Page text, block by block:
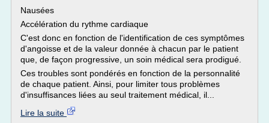
Nausées
Accélération du rythme cardiaque
C'est donc en fonction de l'identification de ces symptômes
d'angoisse et de la valeur donnée à chacun par le patient
que, de façon progressive, un soin médical sera prodigué.
Ces troubles sont pondérés en fonction de la personnalité
de chaque patient. Ainsi, pour limiter tous problèmes
d'insuffisances liées au seul traitement médical, il...
Lire la suite